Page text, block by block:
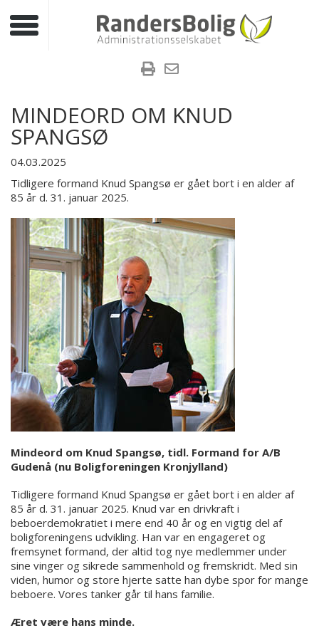
Toggle navigation
MINDEORD OM KNUD
SPANGSØ
04.03.2025
Tidligere formand Knud Spangsø er gået bort i en alder af
85 år d. 31. januar 2025.
Mindeord om Knud Spangsø, tidl. Formand for A/B
Gudenå (nu Boligforeningen Kronjylland)
Tidligere formand Knud Spangsø er gået bort i en alder af
85 år d. 31. januar 2025. Knud var en drivkraft i
beboerdemokratiet i mere end 40 år og en vigtig del af
boligforeningens udvikling. Han var en engageret og
fremsynet formand, der altid tog nye medlemmer under
sine vinger og sikrede sammenhold og fremskridt. Med sin
viden, humor og store hjerte satte han dybe spor for mange
beboere. Vores tanker går til hans familie.
Æret være hans minde.